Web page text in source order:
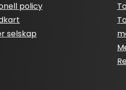
policy
selskap